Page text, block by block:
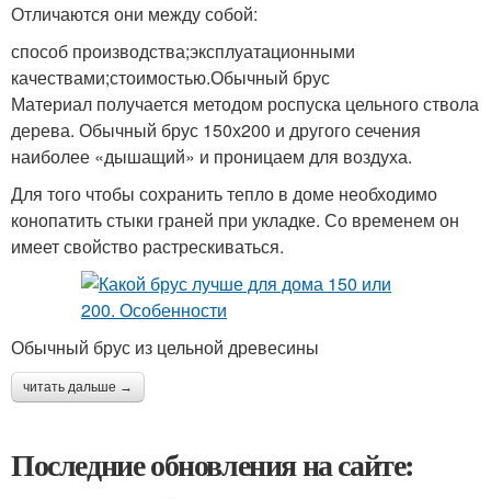
Отличаются они между собой:
способ производства;эксплуатационными
качествами;стоимостью.Обычный брус
Материал получается методом роспуска цельного ствола
дерева. Обычный брус 150х200 и другого сечения
наиболее «дышащий» и проницаем для воздуха.
Для того чтобы сохранить тепло в доме необходимо
конопатить стыки граней при укладке. Со временем он
имеет свойство растрескиваться.
Обычный брус из цельной древесины
читать дальше →
Последние обновления на сайте: